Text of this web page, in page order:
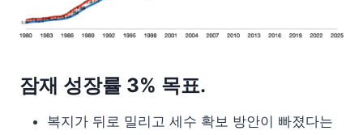
잠재 성장률 3% 목표.
복지가 뒤로 밀리고 세수 확보 방안이 빠졌다는